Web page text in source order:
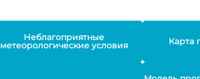
Неблагоприятные
метеорологические условия Карта